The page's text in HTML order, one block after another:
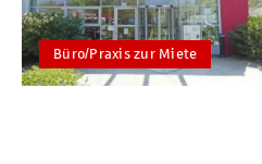
Büro/Praxis zur Miete